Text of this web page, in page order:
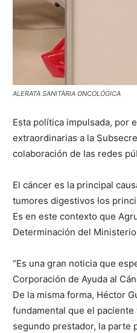
ALERATA SANITARIA ONCOLÓGICA
Esta política impulsada, por
extraordinarias a la
colaboración de las redes
El cáncer es la principal
tumores digestivos los
Es en este contexto que
Determinación del
“Es una gran noticia que
Corporación de Ayuda al
De la misma forma, Héctor
fundamental que el
segundo prestador, la parte